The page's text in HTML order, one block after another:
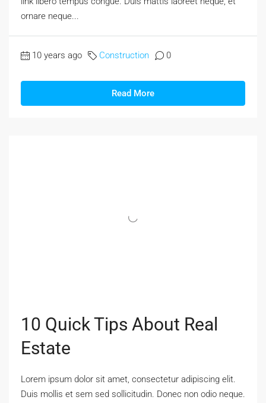
ornare neque...
10 years ago Construction 0
Read More
10 Quick Tips About Real
Estate
Lorem ipsum dolor sit amet, consectetur adipiscing elit.
Duis mollis et sem sed sollicitudin. Donec non odio neque.